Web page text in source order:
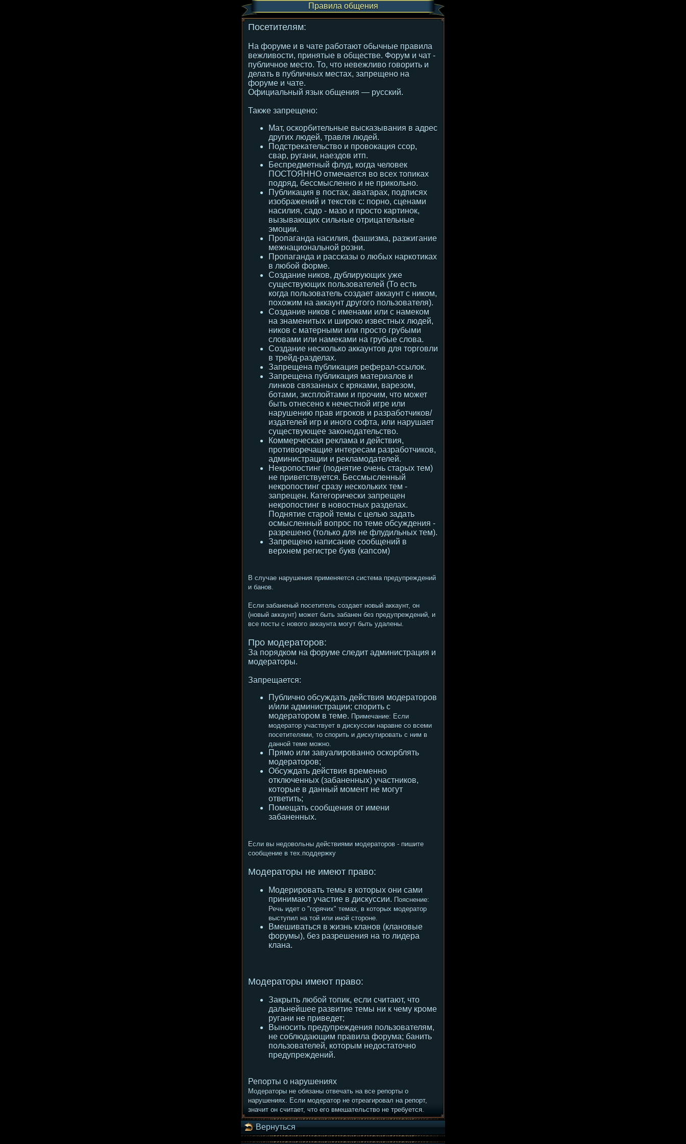
Правила общения
Посетителям:
На форуме и в чате работают обычные правила
вежливости, принятые в обществе. Форум и чат -
публичное место. То, что невежливо говорить и
делать в публичных местах, запрещено на
форуме и чате.
Официальный язык общения — русский.
Также запрещено:
Мат, оскорбительные высказывания в адрес
других людей, травля людей.
Подстрекательство и провокация ссор,
свар, ругани, наездов итп.
Беспредметный флуд, когда человек
ПОСТОЯННО отмечается во всех топиках
подряд, бессмысленно и не прикольно.
Публикация в постах, аватарах, подписях
изображений и текстов с: порно, сценами
насилия, садо - мазо и просто картинок,
вызывающих сильные отрицательные
эмоции.
Пропаганда насилия, фашизма, разжигание
межнациональной розни.
Пропаганда и рассказы о любых наркотиках
в любой форме.
Создание ников, дублирующих уже
существующих пользователей (То есть
когда пользователь создает аккаунт с ником,
похожим на аккаунт другого пользователя).
Создание ников с именами или с намеком
на знаменитых и широко известных людей,
ников с матерными или просто грубыми
словами или намеками на грубые слова.
Создание несколько аккаунтов для торговли
в трейд-разделах.
Запрещена публикация реферал-ссылок.
Запрещена публикация материалов и
линков связанных с кряками, варезом,
ботами, эксплойтами и прочим, что может
быть отнесено к нечестной игре или
нарушению прав игроков и разработчиков/
издателей игр и иного софта, или нарушает
существующее законодательство.
Коммерческая реклама и действия,
противоречащие интересам разработчиков,
администрации и рекламодателей.
Некропостинг (поднятие очень старых тем)
не приветствуется. Бессмысленный
некропостинг сразу нескольких тем -
запрещен. Категорически запрещен
некропостинг в новостных разделах.
Поднятие старой темы с целью задать
осмысленный вопрос по теме обсуждения -
разрешено (только для не флудильных тем).
Запрещено написание сообщений в
верхнем регистре букв (капсом)
В случае нарушения применяется система предупреждений
и банов.
Если забаненый посетитель создает новый аккаунт, он
(новый аккаунт) может быть забанен без предупреждений, и
все посты с нового аккаунта могут быть удалены.
Про модераторов:
За порядком на форуме следит администрация и
модераторы.
Запрещается:
Публично обсуждать действия модераторов
и/или администрации; спорить с
модератором в теме. Примечание: Если
модератор участвует в дискуссии наравне со всеми
посетителями, то спорить и дискутировать с ним в
данной теме можно.
Прямо или завуалированно оскорблять
модераторов;
Обсуждать действия временно
отключенных (забаненных) участников,
которые в данный момент не могут
ответить;
Помещать сообщения от имени
забаненных.
Если вы недовольны действиями модераторов - пишите
сообщение в тех.поддержку
Модераторы не имеют право:
Модерировать темы в которых они сами
принимают участие в дискуссии. Пояснение:
Речь идет о "горячих" темах, в которых модератор
выступил на той или иной стороне.
Вмешиваться в жизнь кланов (клановые
форумы), без разрешения на то лидера
клана.
Модераторы имеют право:
Закрыть любой топик, если считают, что
дальнейшее развитие темы ни к чему кроме
ругани не приведет;
Выносить предупреждения пользователям,
не соблюдающим правила форума; банить
пользователей, которым недостаточно
предупреждений.
Репорты о нарушениях
Модераторы не обязаны отвечать на все репорты о
нарушениях. Если модератор не отреагировал на репорт,
значит он считает, что его вмешательство не требуется.
Вернуться